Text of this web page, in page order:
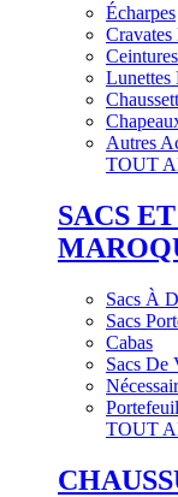
Écharpes
Cravates
Ceintures
Lunettes
Autres
TOUT
SACS
Sacs À
Sacs
Cabas
Sacs De
TOUT